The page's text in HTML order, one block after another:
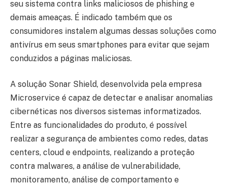
seu sistema contra links maliciosos de phishing e
demais ameaças. É indicado também que os
consumidores instalem algumas dessas soluções como
antivírus em seus smartphones para evitar que sejam
conduzidos a páginas maliciosas.
A solução Sonar Shield, desenvolvida pela empresa
Microservice é capaz de detectar e analisar anomalias
cibernéticas nos diversos sistemas informatizados.
Entre as funcionalidades do produto, é possível
realizar a segurança de ambientes como redes, datas
centers, cloud e endpoints, realizando a proteção
contra malwares, a análise de vulnerabilidade,
monitoramento, análise de comportamento e